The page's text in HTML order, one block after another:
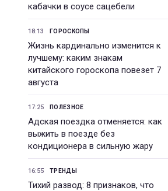
кабачки в соусе сацебели
18:13 ГОРОСКОПЫ
Жизнь кардинально изменится к
лучшему: каким знакам
китайского гороскопа повезет 7
августа
17:25 ПОЛЕЗНОЕ
Адская поездка отменяется: как
выжить в поезде без
кондиционера в сильную жару
16:55 ТРЕНДЫ
Тихий развод: 8 признаков, что